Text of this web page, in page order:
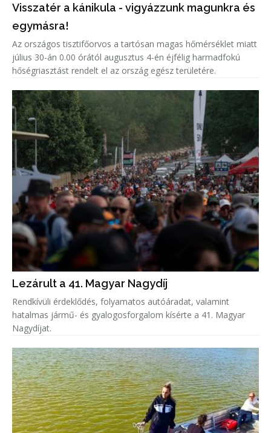
Visszatér a kánikula - vigyázzunk magunkra és
egymásra!
Az országos tisztifőorvos a tartósan magas hőmérséklet miatt
július 30-án 0.00 órától augusztus 4-én éjfélig harmadfokú
hőségriasztást rendelt el az ország egész területére.
Lezárult a 41. Magyar Nagydíj
Rendkívüli érdeklődés, folyamatos autóáradat, valamint
hatalmas jármű- és gyalogosforgalom kísérte a 41. Magyar
Nagydíjat.